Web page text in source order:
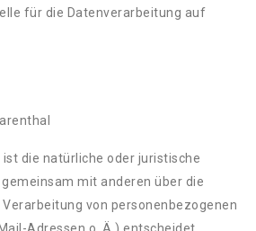
für die Datenverarbeitung auf
die natürliche oder juristische
mit anderen über die
von personenbezogenen